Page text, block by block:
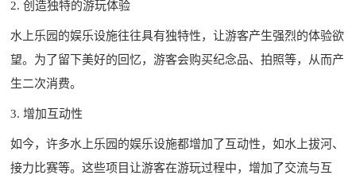
2. 创造独特的游玩体验
水上乐园的娱乐设施往往具有独特性，让游客产生强烈的体验欲
望。为了留下美好的回忆，游客会购买纪念品、拍照等，从而产
生二次消费。
3. 增加互动性
如今，许多水上乐园的娱乐设施都增加了互动性，如水上拔河、
接力比赛等。这些项目让游客在游玩过程中，增加了交流与互